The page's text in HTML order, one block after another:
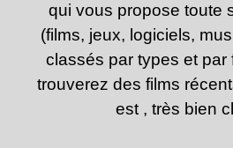
qui vous propose toute
(films, jeux, logiciels,
classés par types et par
trouverez des films
est , très bien